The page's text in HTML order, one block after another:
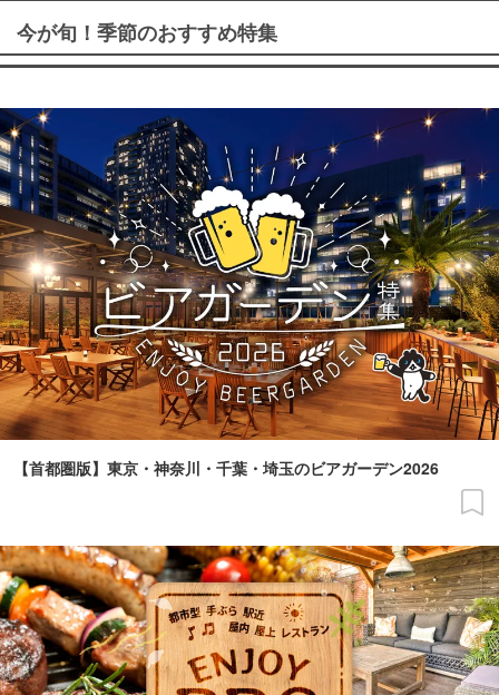
今が旬！季節のおすすめ特集
【首都圏版】東京・神奈川・千葉・埼玉のビアガーデン2026